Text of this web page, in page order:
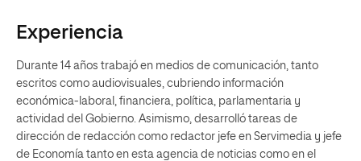
Experiencia
Durante 14 años trabajó en medios de comunicación, tanto
escritos como audiovisuales, cubriendo información
económica-laboral, financiera, política, parlamentaria y
actividad del Gobierno. Asimismo, desarrolló tareas de
dirección de redacción como redactor jefe en Servimedia y jefe
de Economía tanto en esta agencia de noticias como en el